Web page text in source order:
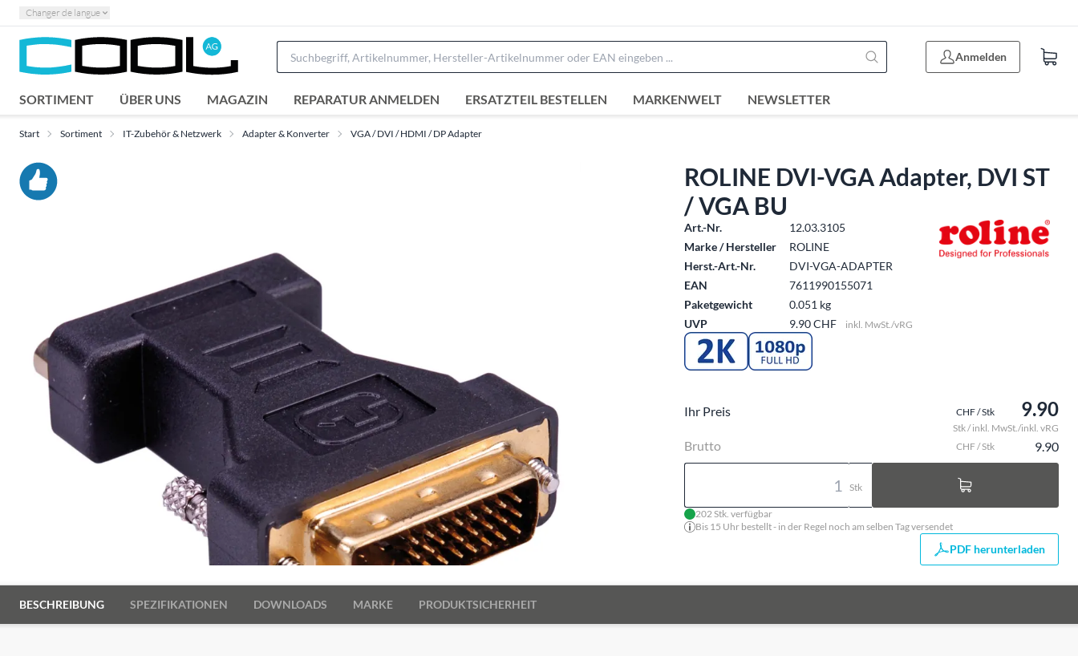
Changer de langue
Anmelden
SORTIMENT ÜBER UNS MAGAZIN REPARATUR ANMELDEN ERSATZTEIL BESTELLEN MARKENWELT NEWSLETTER
Start Sortiment IT-Zubehör & Netzwerk Adapter & Konverter VGA / DVI / HDMI / DP Adapter
ROLINE DVI-VGA Adapter, DVI ST
/ VGA BU
Art.-Nr.
12.03.3105
Marke / Hersteller
ROLINE
Herst.-Art.-Nr.
DVI-VGA-ADAPTER
EAN
7611990155071
Paketgewicht
0.051 kg
UVP
9.90 CHF inkl. MwSt./vRG
Ihr Preis CHF / Stk 9.90
Stk / inkl. MwSt./inkl. vRG
Brutto CHF / Stk 9.90
Stk
202 Stk. verfügbar
Bis 15 Uhr bestellt - in der Regel noch am selben Tag versendet
PDF herunterladen
BESCHREIBUNG SPEZIFIKATIONEN DOWNLOADS MARKE PRODUKTSICHERHEIT